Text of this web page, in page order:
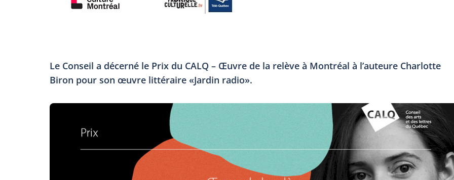
Le Conseil a décerné le Prix du CALQ – Œuvre de la relève à Montréal à l’auteure Charlotte
Biron pour son œuvre littéraire «Jardin radio».